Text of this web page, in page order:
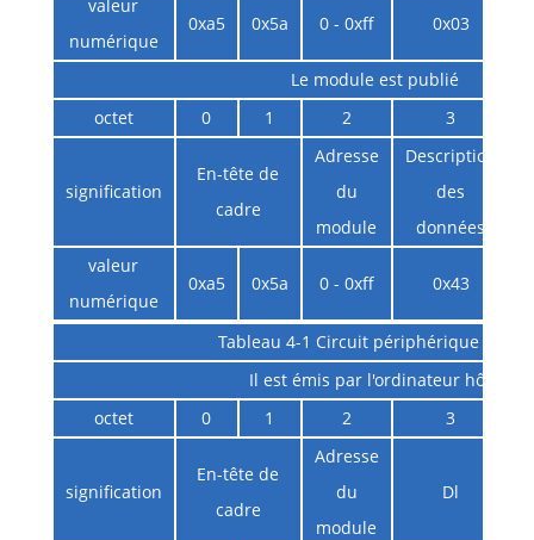
valeur
numérique
0xa5 0x5a 0 - 0xff 0x03
Le module est publié
octet
0 1 2 3
signification
En-tête de
cadre
Adresse
du
module
Description
des
données
valeur
numérique
0xa5 0x5a 0 - 0xff 0x43
Tableau 4-1 Circuit périphérique éteint
Il est émis par l'ordinateur hôte
octet
0 1 2 3
signification
En-tête de
cadre
Adresse
du
module
Dl